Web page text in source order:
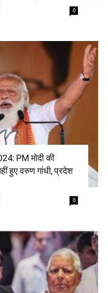
0
PM मोदी की
हुए वरुण गांधी, प्रदेश
0